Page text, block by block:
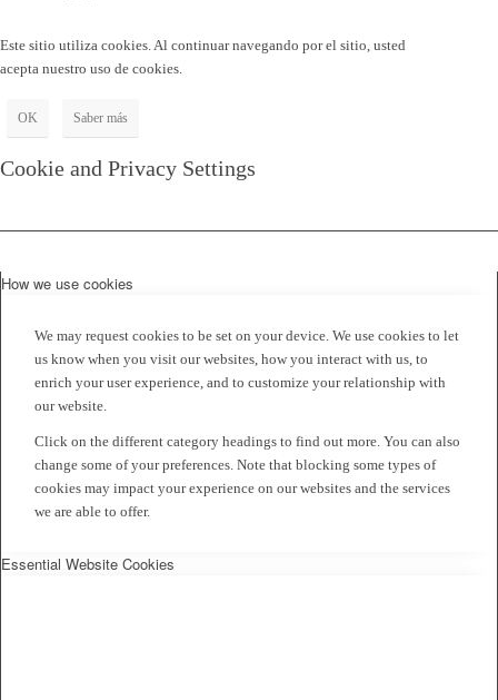
Este sitio utiliza cookies. Al continuar navegando por el sitio, usted
acepta nuestro uso de cookies.
OK Saber más
Cookie and Privacy Settings
How we use cookies
We may request cookies to be set on your device. We use cookies to let
us know when you visit our websites, how you interact with us, to
enrich your user experience, and to customize your relationship with
our website.
Click on the different category headings to find out more. You can also
change some of your preferences. Note that blocking some types of
cookies may impact your experience on our websites and the services
we are able to offer.
Essential Website Cookies